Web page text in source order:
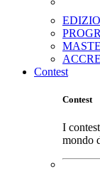
Contest
Contest
I
mondo